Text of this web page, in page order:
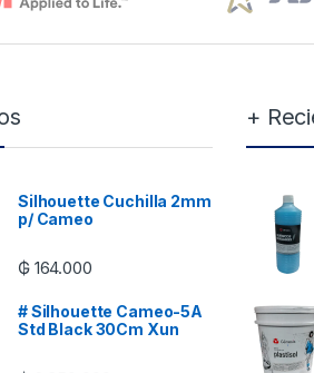
Silhouette Cuchilla 2mm
p/ Cameo
₲ 164.000
# Silhouette Cameo-5A
Std Black 30Cm Xun
+